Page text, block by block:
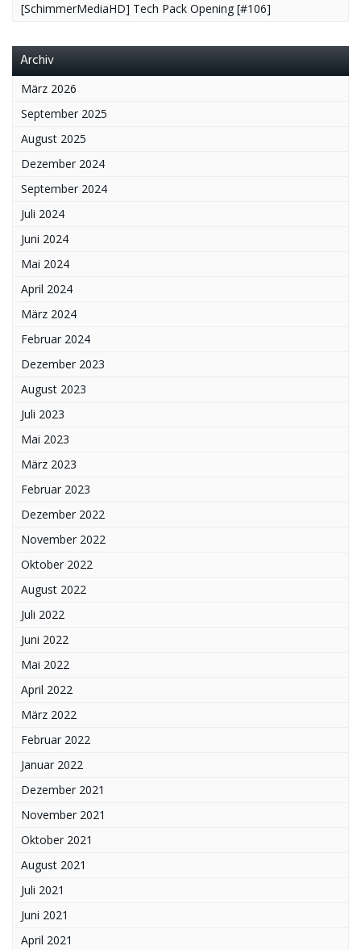
[SchimmerMediaHD] Tech Pack Opening [#106]
Archiv
März 2026
September 2025
August 2025
Dezember 2024
September 2024
Juli 2024
Juni 2024
Mai 2024
April 2024
März 2024
Februar 2024
Dezember 2023
August 2023
Juli 2023
Mai 2023
März 2023
Februar 2023
Dezember 2022
November 2022
Oktober 2022
August 2022
Juli 2022
Juni 2022
Mai 2022
April 2022
März 2022
Februar 2022
Januar 2022
Dezember 2021
November 2021
Oktober 2021
August 2021
Juli 2021
Juni 2021
April 2021